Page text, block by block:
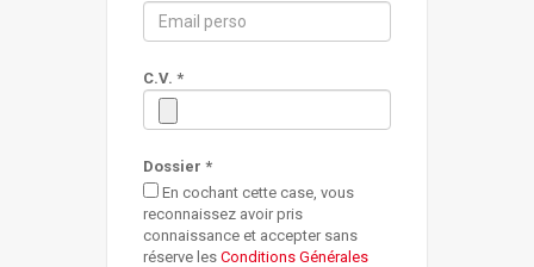
C.V. *
Dossier *
En cochant cette case, vous
reconnaissez avoir pris
connaissance et accepter sans
réserve les Conditions Générales